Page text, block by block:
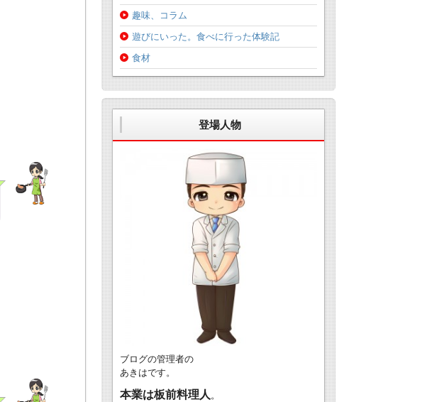
趣味、コラム
遊びにいった。食べに行った体験記
食材
登場人物
ブログの管理者の
あきはです。
本業は板前料理人 。